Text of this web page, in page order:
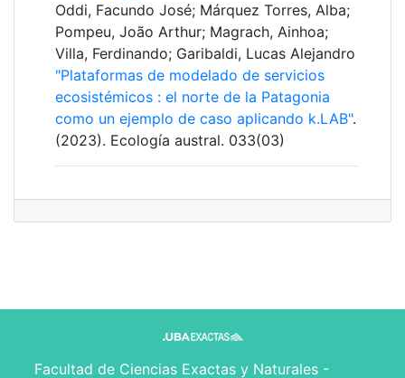
Oddi, Facundo José; Márquez Torres, Alba;
Pompeu, João Arthur; Magrach, Ainhoa;
Villa, Ferdinando; Garibaldi, Lucas Alejandro
"Plataformas de modelado de servicios
ecosistémicos : el norte de la Patagonia
como un ejemplo de caso aplicando k.LAB".
(2023). Ecología austral. 033(03)
Facultad de Ciencias Exactas y Naturales -